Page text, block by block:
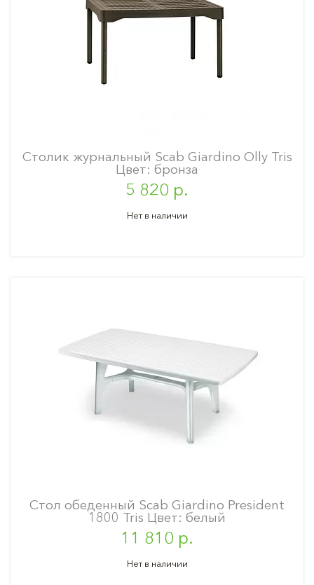
Столик журнальный Scab Giardino Olly Tris
Цвет: бронза
5 820 р.
Нет в наличии
Стол обеденный Scab Giardino President
1800 Tris Цвет: белый
11 810 р.
Нет в наличии